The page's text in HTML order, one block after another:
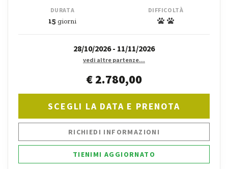
DURATA
15 giorni
DIFFICOLTÀ
28/10/2026 - 11/11/2026
vedi altre partenze...
€ 2.780,00
SCEGLI LA DATA E PRENOTA
RICHIEDI INFORMAZIONI
TIENIMI AGGIORNATO